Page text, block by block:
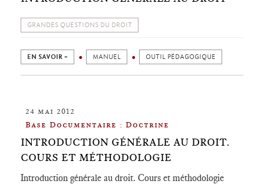
GRANDES QUESTIONS DU DROIT
EN SAVOIR + MANUEL OUTIL PÉDAGOGIQUE
24 mai 2012
Base Documentaire : Doctrine
INTRODUCTION GÉNÉRALE AU DROIT.
COURS ET MÉTHODOLOGIE
Introduction générale au droit. Cours et méthodologie